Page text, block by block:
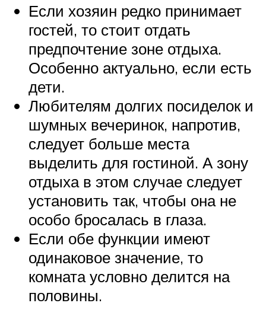
Если хозяин редко принимает
гостей, то стоит отдать
предпочтение зоне отдыха.
Особенно актуально, если есть
дети.
Любителям долгих посиделок и
шумных вечеринок, напротив,
следует больше места
выделить для гостиной. А зону
отдыха в этом случае следует
установить так, чтобы она не
особо бросалась в глаза.
Если обе функции имеют
одинаковое значение, то
комната условно делится на
половины.